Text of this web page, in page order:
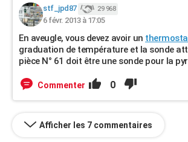
stf_jpd87 29 968
6 févr. 2013 à 17:05
En aveugle, vous devez avoir un
graduation de température et la sonde
pièce N° 61 doit être une sonde pour la
Commenter 0
Afficher les 7 commentaires